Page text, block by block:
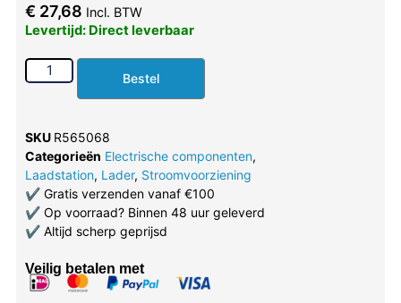
€ 27,68 Incl. BTW
Levertijd: Direct leverbaar
Bestel
SKU R565068
Categorieën Electrische componenten,
Laadstation, Lader, Stroomvoorziening
✔Gratis verzenden vanaf €100
✔Op voorraad? Binnen 48 uur geleverd
✔Altijd scherp geprijsd
Veilig betalen met